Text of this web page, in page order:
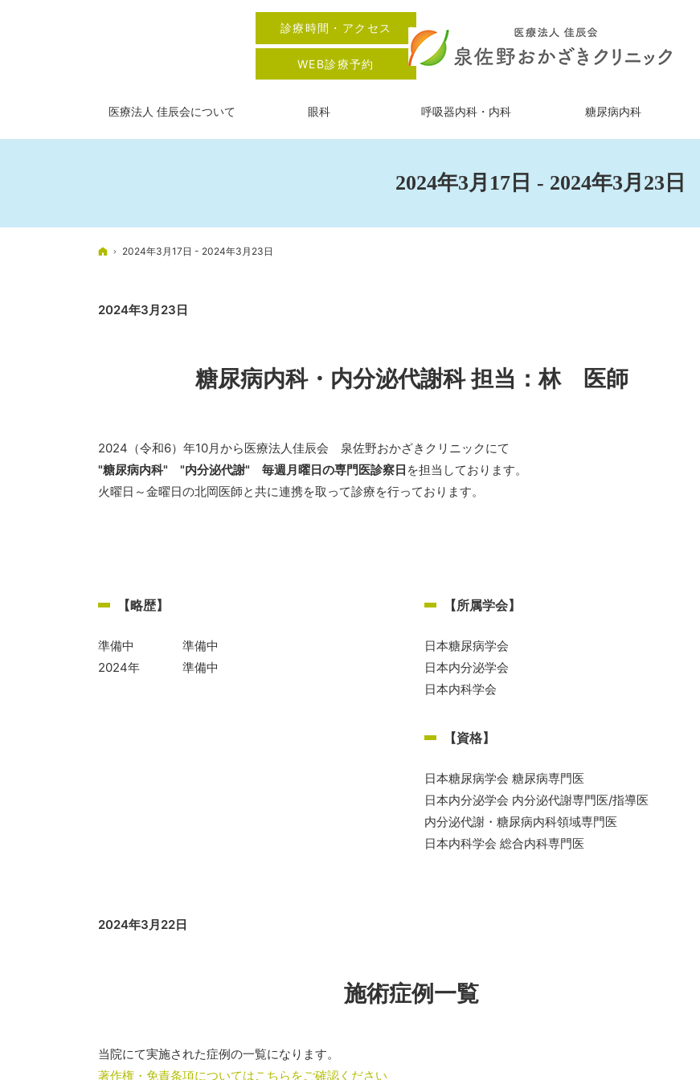
2024年3月17日 - 2024年3月23日
ホーム
2024年3月17日 - 2024年3月23日
2024年3月23日
糖尿病内科・内分泌代謝科 担当：林 医師
2024（令和6）年10月から医療法人佳辰会 泉佐野おかざきクリニックにて
"糖尿病内科" "内分泌代謝" 毎週月曜日の専門医診察日 を担当しております。
火曜日～金曜日の北岡医師と共に連携を取って診療を行っております。
【略歴】
準備中
準備中
2024年
準備中
【所属学会】
日本糖尿病学会
日本内分泌学会
日本内科学会
【資格】
日本糖尿病学会 糖尿病専門医
日本内分泌学会 内分泌代謝専門医/指導医
内分泌代謝・糖尿病内科領域専門医
日本内科学会 総合内科専門医
2024年3月22日
施術症例一覧
当院にて実施された症例の一覧になります。
著作権・免責条項についてはこちらをご確認ください
診療時間・アクセス
WEB診療予約
医療法人 佳辰会について 眼科 呼吸器内科・内科 糖尿病内科